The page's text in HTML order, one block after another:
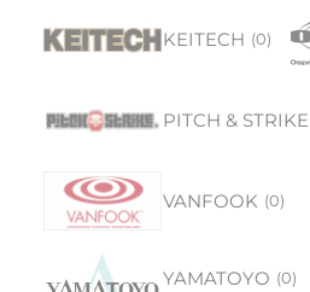
KEITECH (0)
PITCH & STRIKE
VANFOOK (0)
YAMATOYO (0)